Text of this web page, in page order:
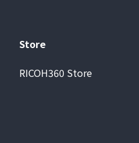
Store
RICOH360 Store